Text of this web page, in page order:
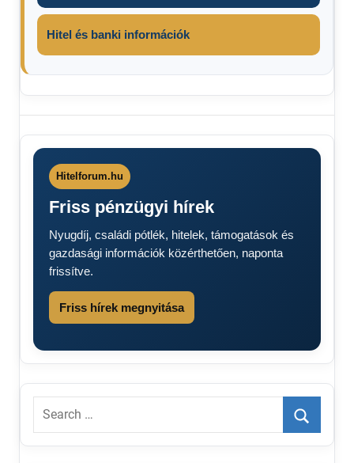
Hitel és banki információk
2026
Hitelforum.hu
Friss pénzügyi hírek
Nyugdíj, családi pótlék, hitelek, támogatások és
gazdasági információk közérthetően, naponta
frissítve.
Friss hírek megnyitása
Search
Search